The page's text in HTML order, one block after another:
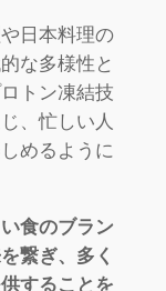
日本料理の
な多様性と
トン凍結技
、忙しい人
めるように
食のブラン
繋ぎ、多く
することを